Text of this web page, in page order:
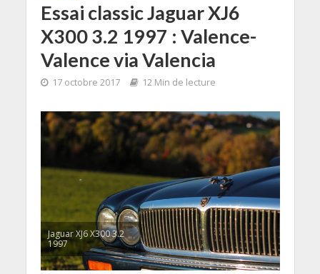
Essai classic Jaguar XJ6
X300 3.2 1997 : Valence-
Valence via Valencia
17 octobre 2017 12 Min de lecture
Jaguar XJ6 X300 3.2
1997